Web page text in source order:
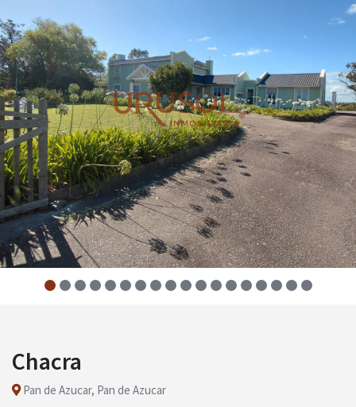
Chacra
Pan de Azucar, Pan de Azucar